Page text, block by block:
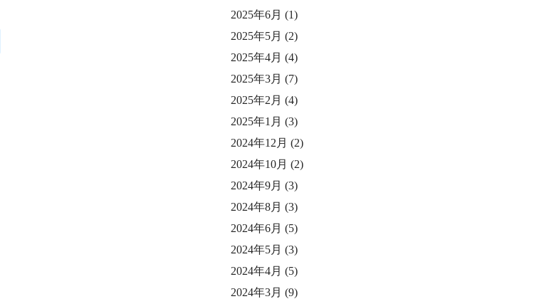
2025年6月 (1)
2025年5月 (2)
2025年4月 (4)
2025年3月 (7)
2025年2月 (4)
2025年1月 (3)
2024年12月 (2)
2024年10月 (2)
2024年9月 (3)
2024年8月 (3)
2024年6月 (5)
2024年5月 (3)
2024年4月 (5)
2024年3月 (9)